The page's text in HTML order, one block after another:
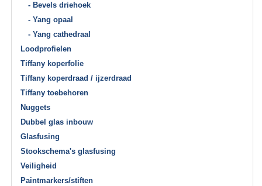
- Bevels driehoek
- Yang opaal
- Yang cathedraal
Loodprofielen
Tiffany koperfolie
Tiffany koperdraad / ijzerdraad
Tiffany toebehoren
Nuggets
Dubbel glas inbouw
Glasfusing
Stookschema's glasfusing
Veiligheid
Paintmarkers/stiften